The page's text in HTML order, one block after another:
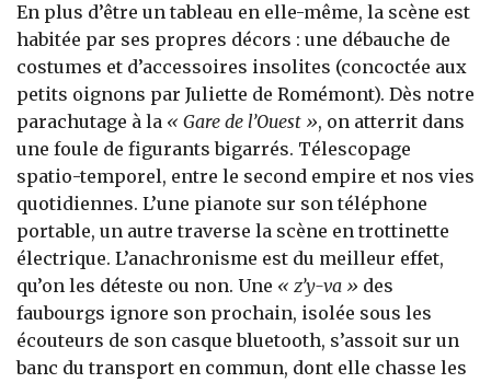
En plus d’être un tableau en elle-même, la scène est
habitée par ses propres décors : une débauche de
costumes et d’accessoires insolites (concoctée aux
petits oignons par Juliette de Romémont). Dès notre
parachutage à la « Gare de l’Ouest », on atterrit dans
une foule de figurants bigarrés. Télescopage
spatio-temporel, entre le second empire et nos vies
quotidiennes. L’une pianote sur son téléphone
portable, un autre traverse la scène en trottinette
électrique. L’anachronisme est du meilleur effet,
qu’on les déteste ou non. Une « z’y-va » des
faubourgs ignore son prochain, isolée sous les
écouteurs de son casque bluetooth, s’assoit sur un
banc du transport en commun, dont elle chasse les